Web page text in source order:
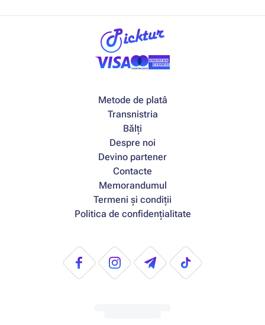
Metode de platâ
Transnistria
Bălți
Despre noi
Devino partener
Contacte
Memorandumul
Termeni și condiții
Politica de confidențialitate